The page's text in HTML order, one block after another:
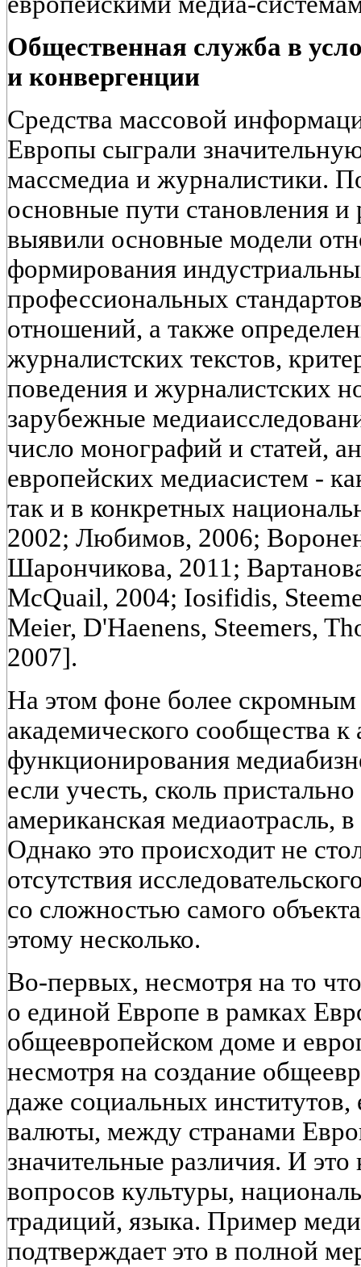
Общественная служба в
и конвергенции
Средства массовой
Европы сыграли
массмедиа и журналистики.
основные пути становления и
выявили основные модели
формирования
профессиональных
отношений, а также
журналистских текстов,
поведения и журналистских
зарубежные
число монографий и статей,
европейских медиасистем -
так и в конкретных
2002; Любимов, 2006;
Шарончикова, 2011;
McQuail, 2004; Iosifidis,
Meier, D'Haenens, Steemers,
2007].
На этом фоне более
академического сообщества к
функционирования
если учесть, сколь
американская медиаотрасль,
Однако это происходит не
отсутствия
со сложностью самого
этому несколько.
Во-первых, несмотря на то
о единой Европе в рамках
общеевропейском доме и
несмотря на создание
даже социальных институтов,
валюты, между странами
значительные различия. И это
вопросов культуры,
традиций, языка. Пример
подтверждает это в полной